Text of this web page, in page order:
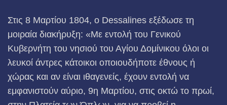
Στις 8 Μαρτίου 1804, ο Dessalines εξέδωσε τη
μοιραία διακήρυξη: «Με εντολή του Γενικού
Κυβερνήτη του νησιού του Αγίου Δομίνικου όλοι οι
λευκοί άντρες κάτοικοι οποιουδήποτε έθνους ή
χώρας και αν είναι ιθαγενείς, έχουν εντολή να
εμφανιστούν αύριο, 9η Μαρτίου, στις οκτώ το πρωί,